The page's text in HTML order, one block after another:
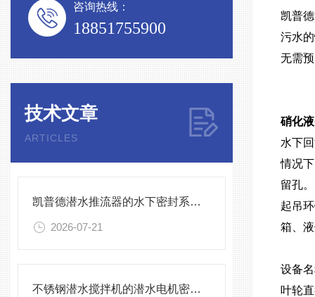
咨询热线：
18851755900
技术文章
ARTICLES
凯普德潜水推流器的水下密封系统维护全流程指南说明
2026-07-21
不锈钢潜水搅拌机的潜水电机密封与泄漏保护
凯普
污水
无需
硝化
水下
情况
留孔
起吊
箱、
设备
叶轮